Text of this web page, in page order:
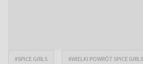
#SPICE GIRLS #WIELKI POWRÓT SPICE GIRLS